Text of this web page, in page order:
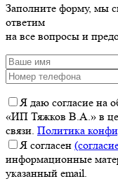
Заполните форму, мы
ответим
на все вопросы и
Я даю согласие на
«ИП Тяжков В.А.» в
связи. Политика
Я согласен
информационные
указанный email.